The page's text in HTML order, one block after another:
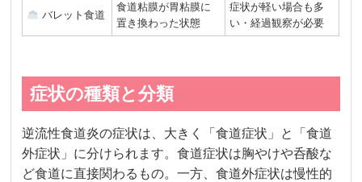
バレット食道
食道粘膜が胃粘膜に
置き換わった状態
症状が軽い場合も多
い・経過観察が必要
症状の種類と分類
逆流性食道炎の症状は、大きく「食道症状」と「食道
外症状」に分けられます。食道症状は胸やけや呑酸な
ど食道に直接関わるもの。一方、食道外症状は慢性的